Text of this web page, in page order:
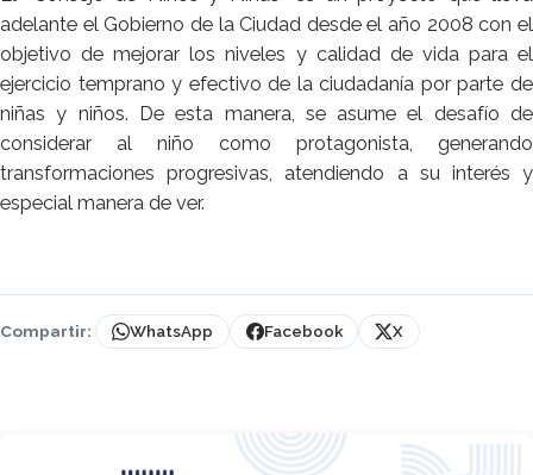
adelante el Gobierno de la Ciudad desde el año 2008 con el
objetivo de mejorar los niveles y calidad de vida para el
ejercicio temprano y efectivo de la ciudadanía por parte de
niñas y niños. De esta manera, se asume el desafío de
considerar al niño como protagonista, generando
transformaciones progresivas, atendiendo a su interés y
especial manera de ver.
Compartir: WhatsApp Facebook X